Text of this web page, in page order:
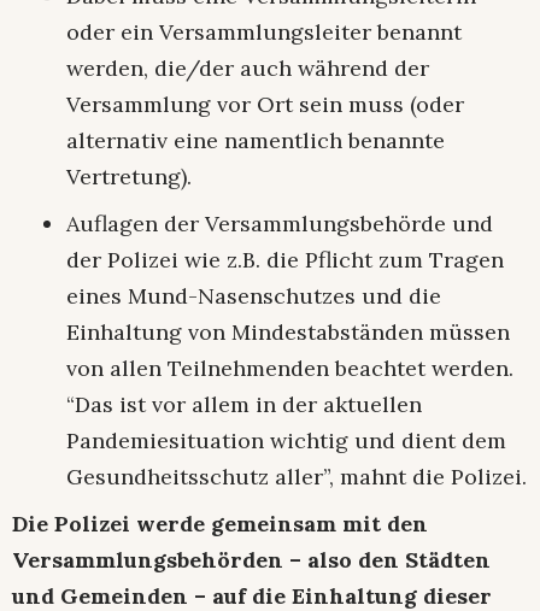
oder ein Versammlungsleiter benannt
werden, die/der auch während der
Versammlung vor Ort sein muss (oder
alternativ eine namentlich benannte
Vertretung).
Auflagen der Versammlungsbehörde und
der Polizei wie z.B. die Pflicht zum Tragen
eines Mund-Nasenschutzes und die
Einhaltung von Mindestabständen müssen
von allen Teilnehmenden beachtet werden.
“Das ist vor allem in der aktuellen
Pandemiesituation wichtig und dient dem
Gesundheitsschutz aller”, mahnt die Polizei.
Die Polizei werde gemeinsam mit den
Versammlungsbehörden – also den Städten
und Gemeinden – auf die Einhaltung dieser